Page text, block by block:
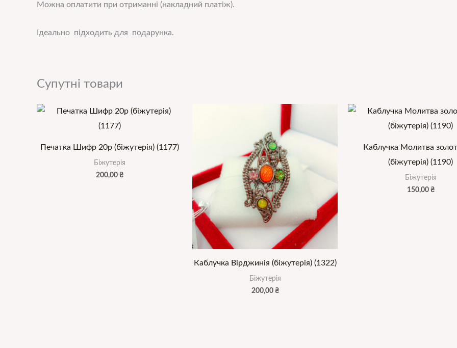
Можна оплатити при отриманні (накладний платіж).
Ідеально підходить для подарунка.
Супутні товари
Печатка Шифр 20р (біжутерія) (1177)
Біжутерія
200,00 ₴
Каблучка Вірджинія (біжутерія) (1322)
Біжутерія
200,00 ₴
Каблучка Молитва
(біжутерія) (1190)
Біжутерія
150,00 ₴